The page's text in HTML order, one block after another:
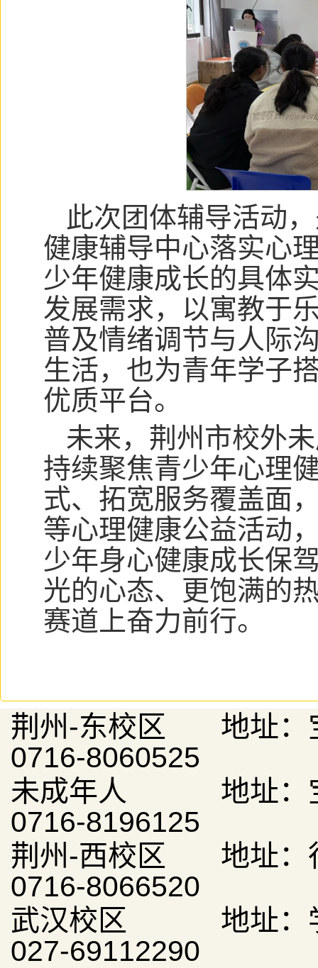
此次团体辅导活动
健康辅导中心落实心
少年健康成长的具体
发展需求，以寓教于
普及情绪调节与人际
生活，也为青年学子
优质平台。
未来，荆州市校外
持续聚焦青少年心理
式、拓宽服务覆盖面
等心理健康公益活动
少年身心健康成长保
光的心态、更饱满的
赛道上奋力前行。
荆州-东校区 地址：
0716-8060525
未成年人 地址：
0716-8196125
荆州-西校区 地址：
0716-8066520
武汉校区 地址：学
027-69112290